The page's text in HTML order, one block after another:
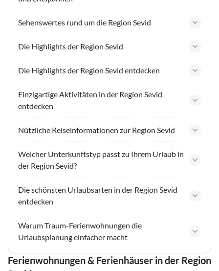
Sehenswertes rund um die Region Sevid
Die Highlights der Region Sevid
Die Highlights der Region Sevid entdecken
Einzigartige Aktivitäten in der Region Sevid
entdecken
Nützliche Reiseinformationen zur Region Sevid
Welcher Unterkunftstyp passt zu Ihrem Urlaub in
der Region Sevid?
Die schönsten Urlaubsarten in der Region Sevid
entdecken
Warum Traum-Ferienwohnungen die
Urlaubsplanung einfacher macht
Ferienwohnungen & Ferienhäuser in der Region